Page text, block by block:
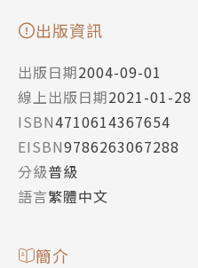
出版資訊
出版日期2004-09-01
線上出版日期2021-01-28
ISBN4710614367654
EISBN9786263067288
分級普級
語言繁體中文
簡介